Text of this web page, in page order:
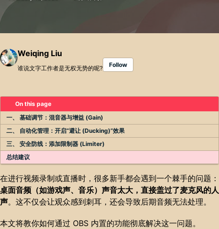
Weiqing Liu
谁说文字工作者是无权无势的呢? Follow
On this page
一、 基础调节：混音器与增益 (Gain)
二、 自动化管理：开启“避让 (Ducking)”效果
三、 安全防线：添加限制器 (Limiter)
总结建议
在进行视频录制或直播时，很多新手都会遇到一个棘手的问题：
桌面音频（如游戏声、音乐）声音太大，直接盖过了麦克风的人
声。这不仅会让观众感到刺耳，还会导致后期音频无法处理。
本文将教你如何通过 OBS 内置的功能彻底解决这一问题。